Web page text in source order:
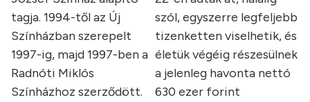
szól, egyszerre legfeljebb
tizenketten viselhetik, és
életük végéig részesülnek
a jelenleg havonta nettó
630 ezer forint
tagja. 1994-től az Új
Színházban szerepelt
1997-ig, majd 1997-ben a
Radnóti Miklós
Színházhoz szerződött.